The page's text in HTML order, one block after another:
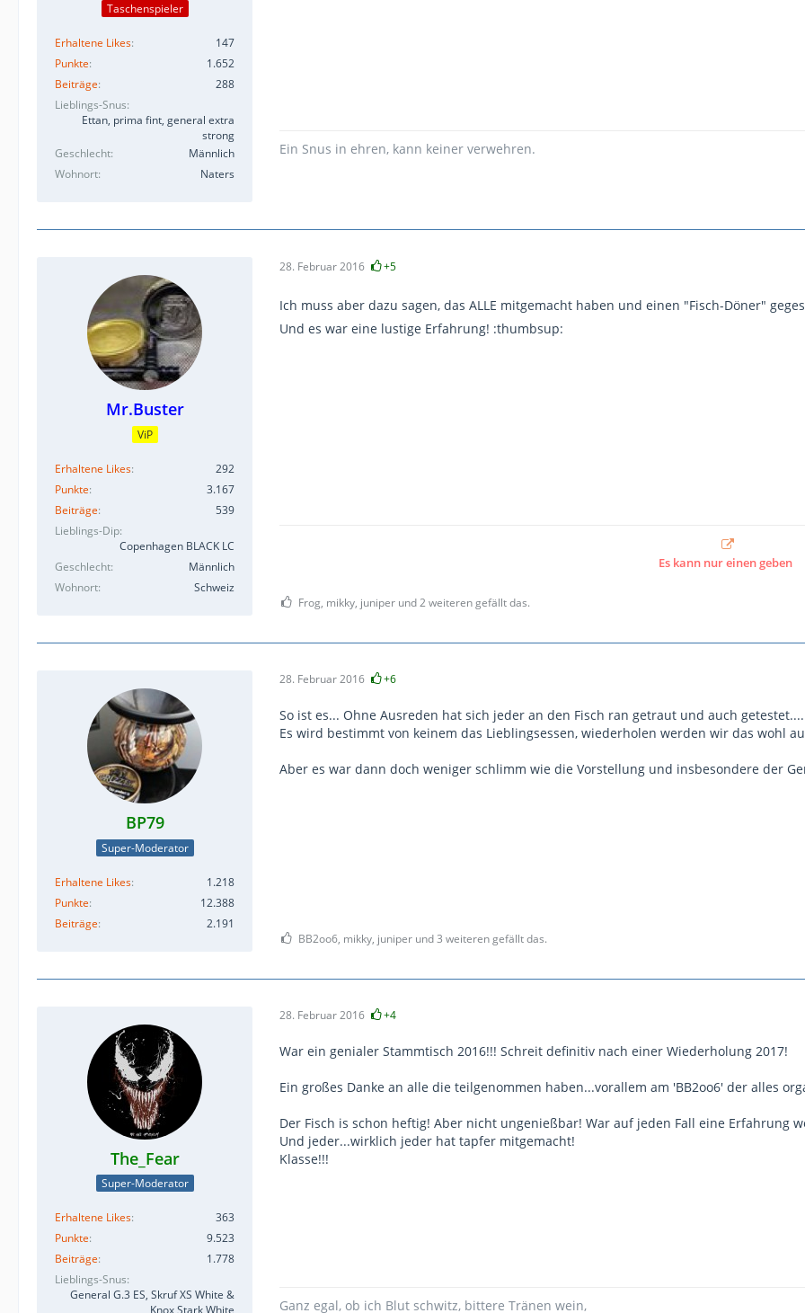
Taschenspieler
Erhaltene Likes
147
Punkte
1.652
Beiträge
288
Lieblings-Snus
Ettan, prima fint, general extra
strong
Geschlecht
Männlich
Wohnort
Naters
Ein Snus in ehren, kann keiner verwehren.
Mr.Buster
ViP
Erhaltene Likes
292
Punkte
3.167
Beiträge
539
Lieblings-Dip
Copenhagen BLACK LC
Geschlecht
Männlich
Wohnort
Schweiz
28. Februar 2016 +5
Ich muss aber dazu sagen, das ALLE mitgemacht haben und einen "Fisch-Döner"
Und es war eine lustige Erfahrung! :thumbsup:
Es kann nur einen geben
Frog, mikky, juniper und 2 weiteren gefällt das.
BP79
Super-Moderator
Erhaltene Likes
1.218
Punkte
12.388
Beiträge
2.191
28. Februar 2016 +6
So ist es... Ohne Ausreden hat sich jeder an den Fisch ran getraut und auch getestet....
Es wird bestimmt von keinem das Lieblingsessen, wiederholen werden wir das wohl
Aber es war dann doch weniger schlimm wie die Vorstellung und insbesondere der
BB2oo6, mikky, juniper und 3 weiteren gefällt das.
The_Fear
Super-Moderator
Erhaltene Likes
363
Punkte
9.523
Beiträge
1.778
Lieblings-Snus
General G.3 ES, Skruf XS White &
28. Februar 2016 +4
War ein genialer Stammtisch 2016!!! Schreit definitiv nach einer Wiederholung 2017!
Ein großes Danke an alle die teilgenommen haben...vorallem am 'BB2oo6' der alles
Der Fisch is schon heftig! Aber nicht ungenießbar! War auf jeden Fall eine Erfahrung
Und jeder...wirklich jeder hat tapfer mitgemacht!
Klasse!!!
Ganz egal, ob ich Blut schwitz, bittere Tränen wein,